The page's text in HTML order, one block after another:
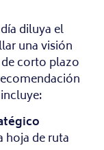
diluya el
una visión
corto plazo
hoja de ruta